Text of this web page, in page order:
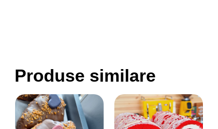
Produse similare